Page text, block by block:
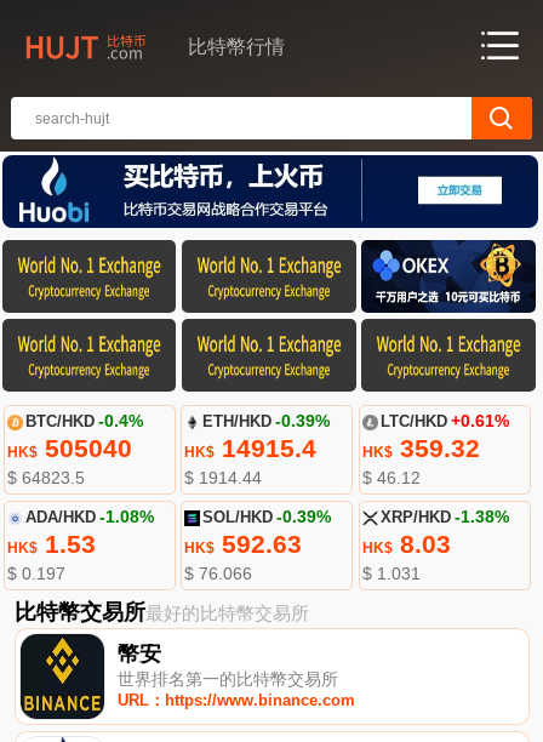
比特幣行情
BTC/HKD -0.4%
HK$505040
$ 64823.5
ETH/HKD -0.39%
HK$ 14915.4
$ 1914.44
LTC/HKD +0.61%
HK$359.32
$ 46.12
ADA/HKD -1.08%
HK$1.53
$ 0.197
SOL/HKD -0.39%
HK$ 592.63
$ 76.066
XRP/HKD -1.38%
HK$8.03
$ 1.031
比特幣交易所最好的比特幣交易所
幣安
世界排名第一的比特幣交易所
URL：https://www.binance.com